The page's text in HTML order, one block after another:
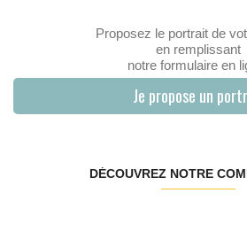
Proposez le portrait de
en remplissant
notre formulaire en
Je propose un
DÉCOUVREZ NOTRE